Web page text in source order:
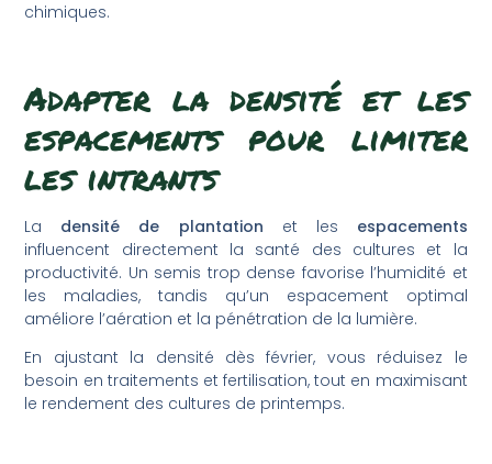
chimiques.
Adapter la densité et les
espacements pour limiter
les intrants
La densité de plantation et les espacements
influencent directement la santé des cultures et la
productivité. Un semis trop dense favorise l’humidité et
les maladies, tandis qu’un espacement optimal
améliore l’aération et la pénétration de la lumière.
En ajustant la densité dès février, vous réduisez le
besoin en traitements et fertilisation, tout en maximisant
le rendement des cultures de printemps.